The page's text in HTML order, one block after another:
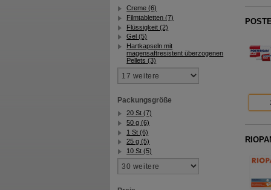
Creme (6)
Filmtabletten (7)
Flüssigkeit (2)
Gel (5)
Hartkapseln mit
magensaftresistent überzogenen
Pellets (3)
Packungsgröße
20 St (7)
50 g (6)
1 St (6)
25 g (5)
10 St (5)